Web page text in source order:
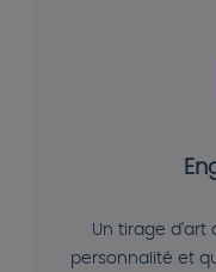
Un tirage d'art
personnalité et